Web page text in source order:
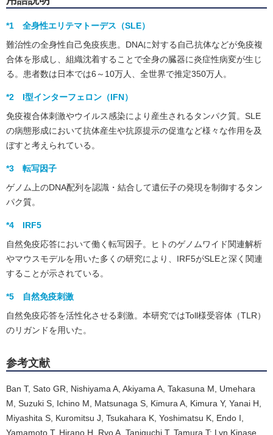
*1 全身性エリテマトーデス（SLE）
難治性の全身性自己免疫疾患。DNAに対する自己抗体などが免疫複
合体を形成し、組織沈着することで全身の臓器に炎症性病変が生じ
る。患者数は日本では6～10万人、全世界で推定350万人。
*2 I型インターフェロン（IFN）
免疫複合体刺激やウイルス感染により産生されるタンパク質。SLE
の病態形成において抗体産生や抗原提示の促進など様々な作用を及
ぼすと考えられている。
*3 転写因子
ゲノム上のDNA配列を認識・結合して遺伝子の発現を制御するタン
パク質。
*4 IRF5
自然免疫応答において働く転写因子。ヒトのゲノムワイド関連解析
やマウスモデルを用いた多くの研究により、IRF5がSLEと深く関連
することが示されている。
*5 自然免疫刺激
自然免疫応答を活性化させる刺激。本研究ではToll様受容体（TLR）
のリガンドを用いた。
参考文献
Ban T, Sato GR, Nishiyama A, Akiyama A, Takasuna M, Umehara
M, Suzuki S, Ichino M, Matsunaga S, Kimura A, Kimura Y, Yanai H,
Miyashita S, Kuromitsu J, Tsukahara K, Yoshimatsu K, Endo I,
Yamamoto T, Hirano H, Ryo A, Taniguchi T, Tamura T: Lyn Kinase